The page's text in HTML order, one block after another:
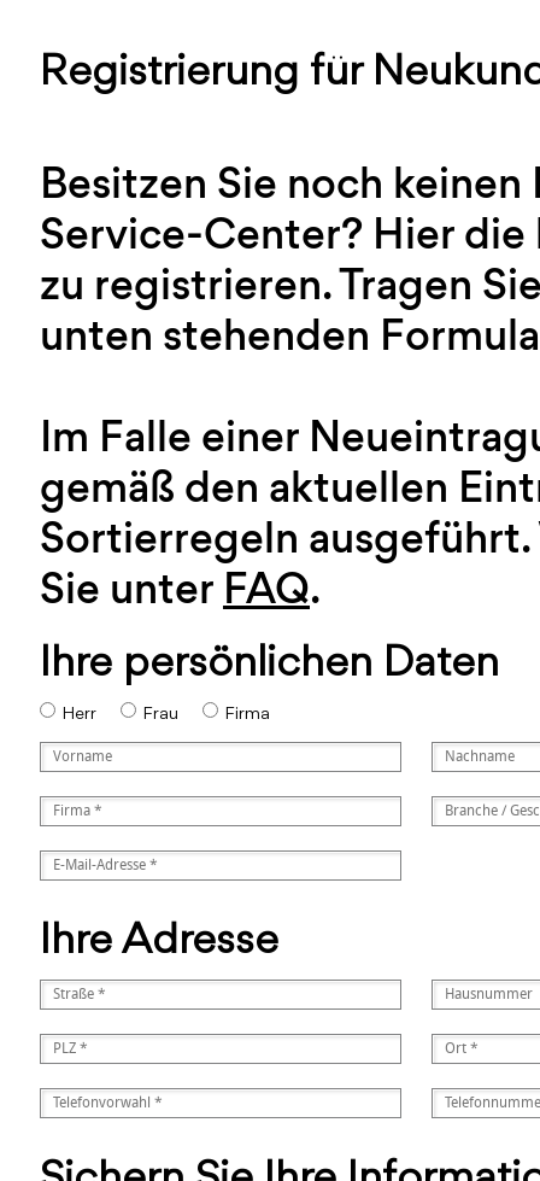
Registrierung für
Besitzen Sie noch
Service-Center? Hier
zu registrieren. Tragen
unten stehenden
Im Falle einer
gemäß den aktuellen
Sortierregeln
Sie unter FAQ.
Ihre persönlichen Daten
Herr Frau Firma
Ihre Adresse